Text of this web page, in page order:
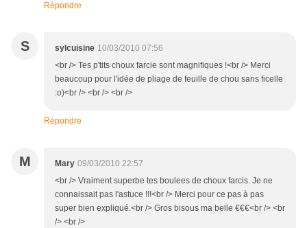
Répondre
S sylcuisine 10/03/2010 07:56
<br /> Tes p'tits choux farcie sont magnifiques !<br /> Merci
beaucoup pour l'idée de pliage de feuille de chou sans ficelle
:o)<br /> <br /> <br />
Répondre
M Mary 09/03/2010 22:57
<br /> Vraiment superbe tes boulees de choux farcis. Je ne
connaissait pas l'astuce !!!<br /> Merci pour ce pas à pas
super bien expliqué.<br /> Gros bisous ma belle €€€<br /> <br
/> <br />